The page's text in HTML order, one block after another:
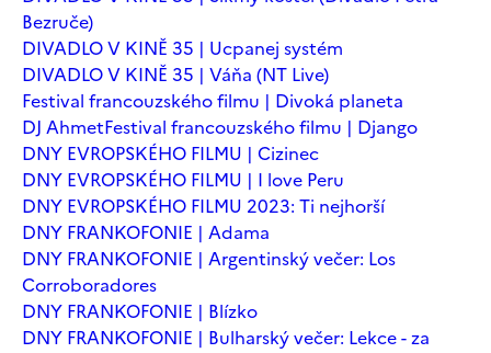
Bezruče)
DIVADLO V KINĚ 35 | Ucpanej systém
DIVADLO V KINĚ 35 | Váňa (NT Live)
Festival francouzského filmu | Divoká planeta
DJ AhmetFestival francouzského filmu | Django
DNY EVROPSKÉHO FILMU | Cizinec
DNY EVROPSKÉHO FILMU | I love Peru
DNY EVROPSKÉHO FILMU 2023: Ti nejhorší
DNY FRANKOFONIE | Adama
DNY FRANKOFONIE | Argentinský večer: Los
Corroboradores
DNY FRANKOFONIE | Blízko
DNY FRANKOFONIE | Bulharský večer: Lekce - za